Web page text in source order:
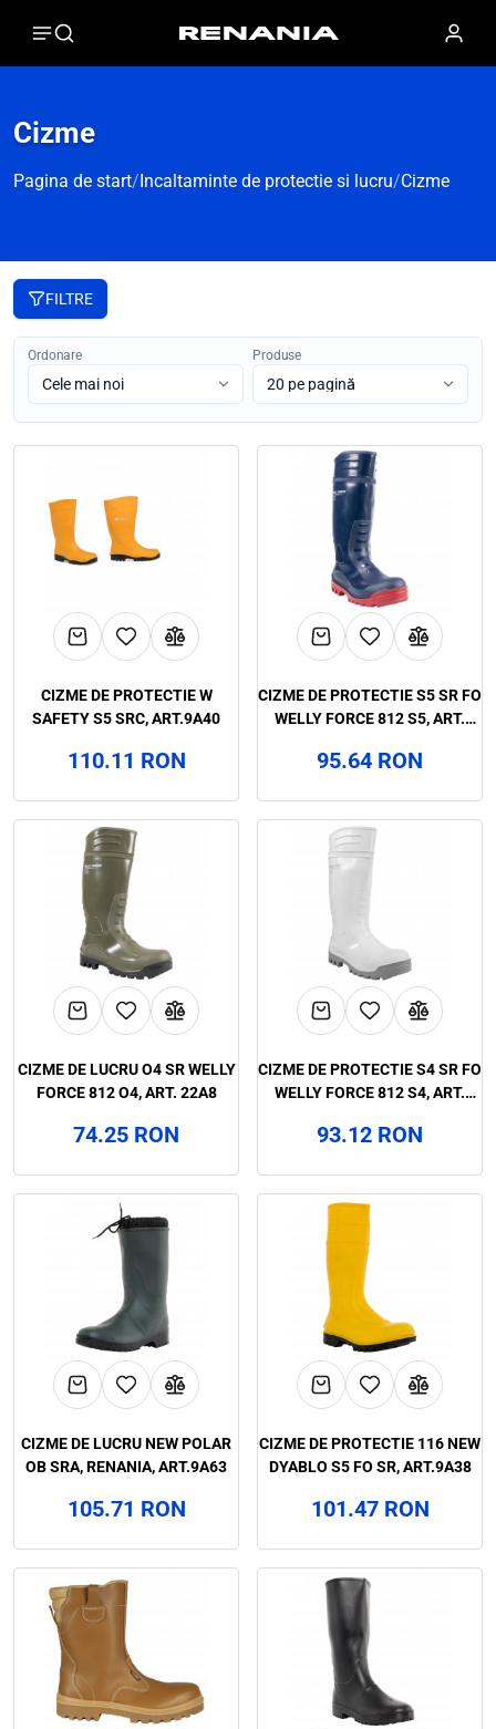
Cizme
Pagina de start/ Incaltaminte de protectie si lucru/ Cizme
FILTRE
Ordonare Produse
CIZME DE PROTECTIE W
SAFETY S5 SRC, ART.9A40
110.11 RON
CIZME DE PROTECTIE S5 SR FO
WELLY FORCE 812 S5, ART.
95.64 RON
CIZME DE LUCRU O4 SR WELLY
FORCE 812 O4, ART. 22A8
74.25 RON
CIZME DE PROTECTIE S4 SR FO
WELLY FORCE 812 S4, ART.
93.12 RON
CIZME DE LUCRU NEW POLAR
OB SRA, RENANIA, ART.9A63
105.71 RON
CIZME DE PROTECTIE 116 NEW
DYABLO S5 FO SR, ART.9A38
101.47 RON